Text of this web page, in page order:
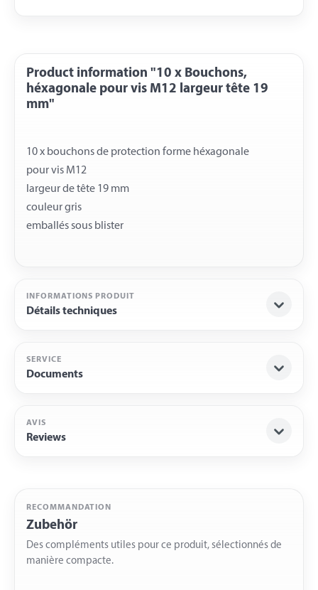
Product information "10 x Bouchons,
héxagonale pour vis M12 largeur tête 19
mm"
10 x bouchons de protection forme héxagonale
pour vis M12
largeur de tête 19 mm
couleur gris
INFORMATIONS PRODUIT
Détails techniques
SERVICE
Documents
AVIS
Reviews
RECOMMANDATION
Zubehör
Des compléments utiles pour ce produit, sélectionnés de
manière compacte.